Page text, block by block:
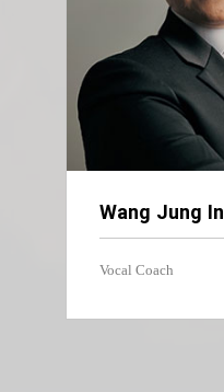
Wang Jung In
Vocal Coach